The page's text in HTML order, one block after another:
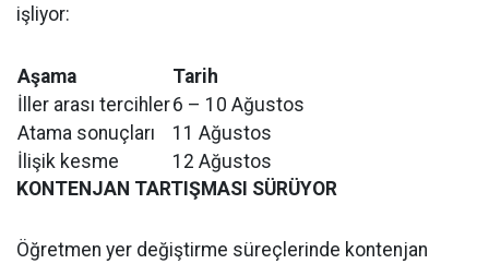
işliyor:
Aşama
Tarih
İller arası tercihler6 – 10 Ağustos
Atama sonuçları
11 Ağustos
İlişik kesme
12 Ağustos
KONTENJAN TARTIŞMASI SÜRÜYOR
Öğretmen yer değiştirme süreçlerinde kontenjan